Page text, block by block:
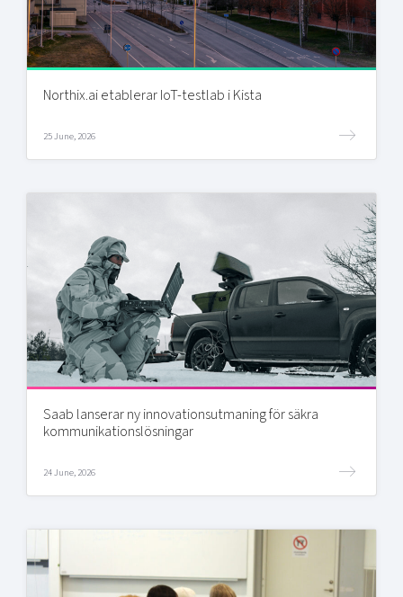
Northix.ai etablerar IoT-testlab i Kista
25 June, 2026
Saab lanserar ny innovationsutmaning för säkra
kommunikationslösningar
24 June, 2026